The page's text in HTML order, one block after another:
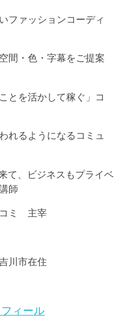
ファッションコーディ
間・色・字幕をご提案
とを活かして稼ぐ」コ
れるようになるコミュ
て、ビジネスもプライベ
師
コミ 主宰
川市在住
ィール